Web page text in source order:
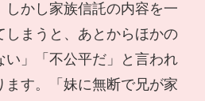
しかし家族信託の内容を一
しまうと、あとからほかの
い」「不公平だ」と言われ
ます。「妹に無断で兄が家